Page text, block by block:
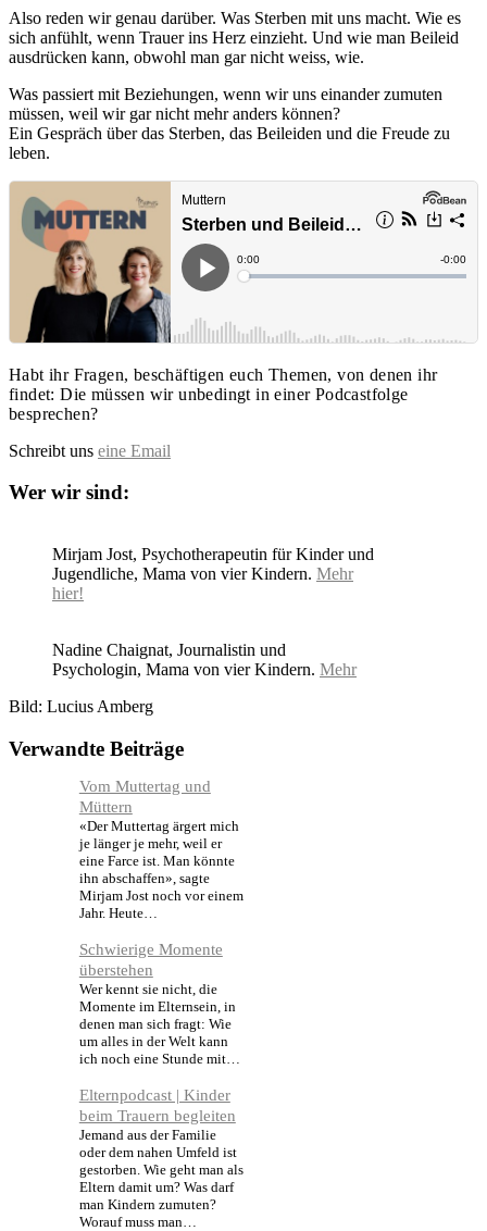
Also reden wir genau darüber. Was Sterben mit uns macht. Wie es
sich anfühlt, wenn Trauer ins Herz einzieht. Und wie man Beileid
ausdrücken kann, obwohl man gar nicht weiss, wie.
Was passiert mit Beziehungen, wenn wir uns einander zumuten
müssen, weil wir gar nicht mehr anders können?
Ein Gespräch über das Sterben, das Beileiden und die Freude zu
leben.
Habt ihr Fragen, beschäftigen euch Themen, von denen ihr
findet: Die müssen wir unbedingt in einer Podcastfolge
besprechen?
Schreibt uns eine Email
Wer wir sind:
Mirjam Jost, Psychotherapeutin für Kinder und
Jugendliche, Mama von vier Kindern. Mehr
hier!
Nadine Chaignat, Journalistin und
Psychologin, Mama von vier Kindern. Mehr
Bild: Lucius Amberg
Verwandte Beiträge
Vom Muttertag und
Müttern
«Der Muttertag ärgert mich
je länger je mehr, weil er
eine Farce ist. Man könnte
ihn abschaffen», sagte
Mirjam Jost noch vor einem
Jahr. Heute…
Schwierige Momente
überstehen
Wer kennt sie nicht, die
Momente im Elternsein, in
denen man sich fragt: Wie
um alles in der Welt kann
ich noch eine Stunde mit…
Elternpodcast | Kinder
beim Trauern begleiten
Jemand aus der Familie
oder dem nahen Umfeld ist
gestorben. Wie geht man als
Eltern damit um? Was darf
man Kindern zumuten?
Worauf muss man…